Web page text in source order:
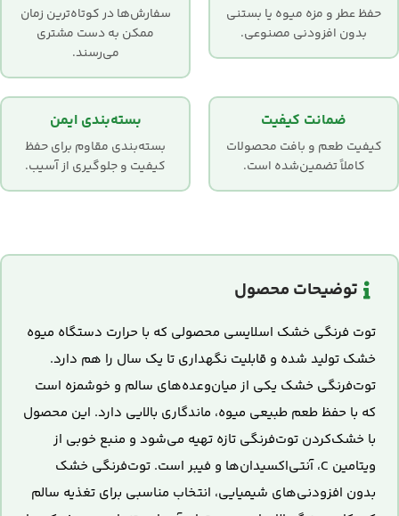
حفظ عطر و مزه میوه یا بستنی
بدون افزودنی مصنوعی.
سفارش‌ها در کوتاه‌ترین زمان
ممکن به دست مشتری
می‌رسند.
ضمانت کیفیت
کیفیت طعم و بافت محصولات
کاملاً تضمین‌شده است.
بسته‌بندی ایمن
بسته‌بندی مقاوم برای حفظ
کیفیت و جلوگیری از آسیب.
توضیحات محصول
توت فرنگی خشک اسلایسی محصولی که با حرارت دستگاه میوه
خشک تولید شده و قابلیت نگهداری تا یک سال را هم دارد.
توت‌فرنگی خشک یکی از میان‌وعده‌های سالم و خوشمزه است
که با حفظ طعم طبیعی میوه، ماندگاری بالایی دارد. این محصول
با خشک‌کردن توت‌فرنگی تازه تهیه می‌شود و منبع خوبی از
ویتامین C، آنتی‌اکسیدان‌ها و فیبر است. توت‌فرنگی خشک
بدون افزودنی‌های شیمیایی، انتخاب مناسبی برای تغذیه سالم